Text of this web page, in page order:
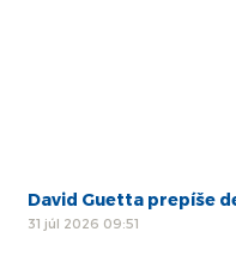
David Guetta prepíše
31 júl 2026 09:51